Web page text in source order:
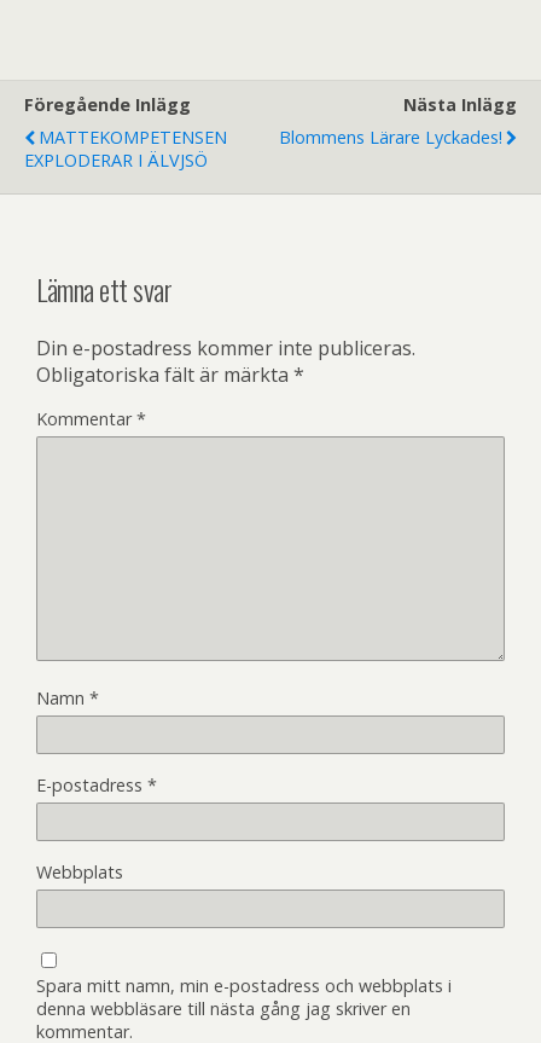
Föregående Inlägg
MATTEKOMPETENSEN
EXPLODERAR I ÄLVJSÖ
Nästa Inlägg
Blommens Lärare Lyckades!
Lämna ett svar
Din e-postadress kommer inte publiceras.
Obligatoriska fält är märkta *
Kommentar*
Namn *
E-postadress *
Webbplats
Spara mitt namn, min e-postadress och webbplats i
denna webbläsare till nästa gång jag skriver en
kommentar.